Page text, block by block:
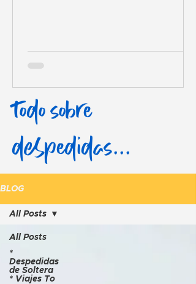
Todo sobre
despedidas...
BLOG
All Posts
*
Despedidas
de Soltera
* Viajes To
All Posts